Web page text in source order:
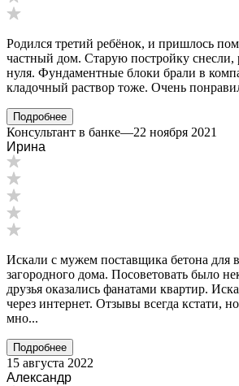
Родился третий ребёнок, и пришлось
частный дом. Старую постройку снесли,
нуля. Фундаментные блоки брали в
кладочный раствор тоже. Очень
Подробнее
Консультант в банке—22 ноября 2021
Ирина
Искали с мужем поставщика бетона для
загородного дома. Посоветовать было
друзья оказались фанатами квартир.
через интернет. Отзывы всегда кстати,
мно...
Подробнее
15 августа 2022
Александр